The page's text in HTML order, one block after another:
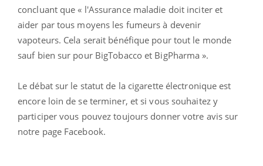
concluant que « l'Assurance maladie doit inciter et
aider par tous moyens les fumeurs à devenir
vapoteurs. Cela serait bénéfique pour tout le monde
sauf bien sur pour BigTobacco et BigPharma ».
Le débat sur le statut de la cigarette électronique est
encore loin de se terminer, et si vous souhaitez y
participer vous pouvez toujours donner votre avis sur
notre page Facebook.